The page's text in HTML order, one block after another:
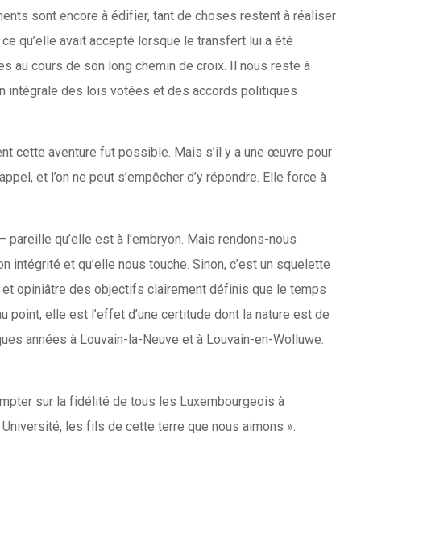
sont encore à édifier, tant de choses restent à réaliser
qu’elle avait accepté lorsque le transfert lui a été
au cours de son long chemin de croix. Il nous reste à
intégrale des lois votées et des accords politiques
cette aventure fut possible. Mais s’il y a une œuvre pour
et l’on ne peut s’empêcher d’y répondre. Elle force à
qu’elle est à l’embryon. Mais rendons-nous
et qu’elle nous touche. Sinon, c’est un squelette
opiniâtre des objectifs clairement définis que le temps
point, elle est l’effet d’une certitude dont la nature est de
années à Louvain-la-Neuve et à Louvain-en-Wolluwe.
sur la fidélité de tous les Luxembourgeois à
les fils de cette terre que nous aimons ».